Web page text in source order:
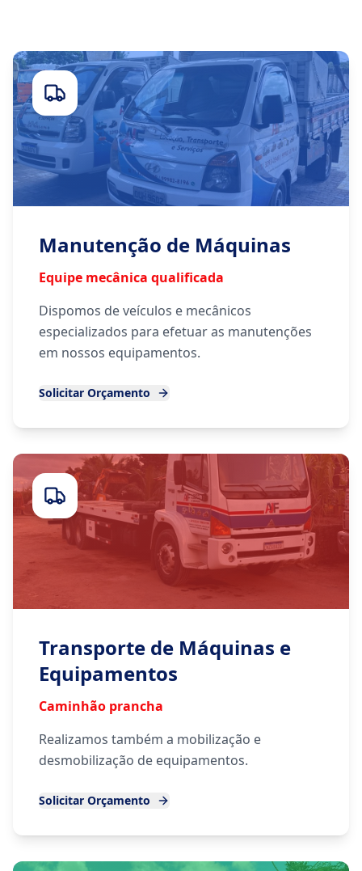
Manutenção de Máquinas
Equipe mecânica qualificada
Dispomos de veículos e mecânicos
especializados para efetuar as manutenções
em nossos equipamentos.
Solicitar Orçamento
Transporte de Máquinas e
Equipamentos
Caminhão prancha
Realizamos também a mobilização e
desmobilização de equipamentos.
Solicitar Orçamento